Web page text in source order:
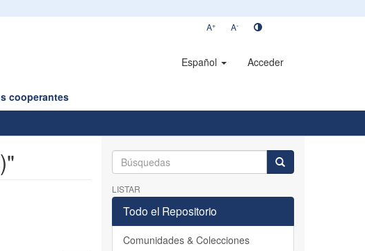
A+ A-
Español Acceder
cooperantes
LISTAR
Todo el Repositorio
Comunidades & Colecciones